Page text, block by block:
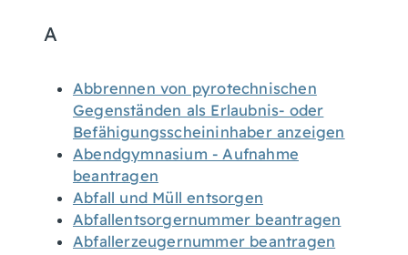
A
Abbrennen von pyrotechnischen
Gegenständen als Erlaubnis- oder
Befähigungsscheininhaber anzeigen
Abendgymnasium - Aufnahme
beantragen
Abfall und Müll entsorgen
Abfallentsorgernummer beantragen
Abfallerzeugernummer beantragen